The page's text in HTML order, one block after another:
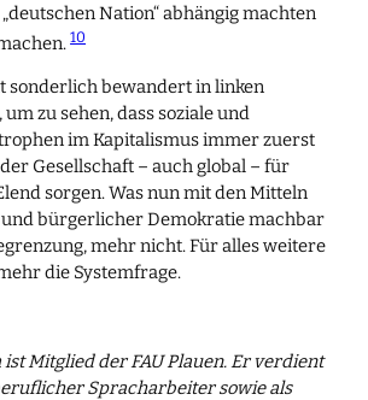
Nation“ abhängig machten
10
sonderlich bewandert in linken
zu sehen, dass soziale und
im Kapitalismus immer zuerst
Gesellschaft – auch global – für
sorgen. Was nun mit den Mitteln
bürgerlicher Demokratie machbar
mehr nicht. Für alles weitere
die Systemfrage.
Mitglied der FAU Plauen. Er verdient
Spracharbeiter sowie als